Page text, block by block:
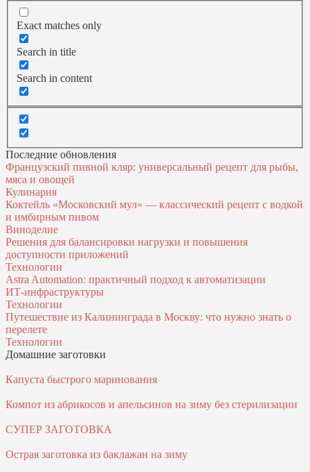
Exact matches only
Search in title
Search in content
Последние обновления
Французский пивной кляр: универсальный рецепт для рыбы,
мяса и овощей
Кулинария
Коктейль «Московский мул» — классический рецепт с водкой
и имбирным пивом
Виноделие
Решения для балансировки нагрузки и повышения
доступности приложений
Технологии
Astra Automation: практичный подход к автоматизации
ИТ‑инфраструктуры
Технологии
Путешествие из Калининграда в Москву: что нужно знать о
перелете
Технологии
Домашние заготовки
Капуста быстрого маринования
Компот из абрикосов и апельсинов на зиму без стерилизации
СУПЕР ЗАГОТОВКА
Острая заготовка из баклажан на зиму